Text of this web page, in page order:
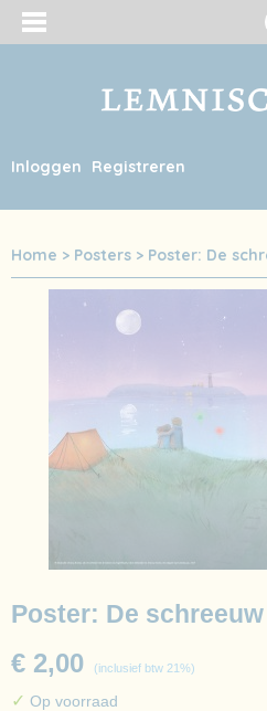
Inloggen Registreren
Home > Posters > Poster: De
Poster: De
€ 2,00 (inclusief btw 21%)
✓ Op voorraad